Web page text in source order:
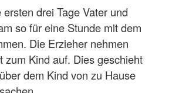
drei Tage Vater und
so für eine Stunde mit dem
Die Erzieher nehmen
zum Kind auf. Dies geschieht
dem Kind von zu Hause